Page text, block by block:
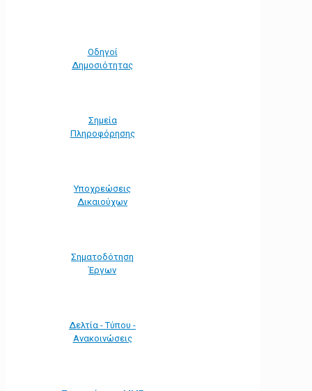
Οδηγοί
Δημοσιότητας
Σημεία
Πληροφόρησης
Υποχρεώσεις
Δικαιούχων
Σηματοδότηση
Έργων
Δελτία - Τύπου -
Ανακοινώσεις